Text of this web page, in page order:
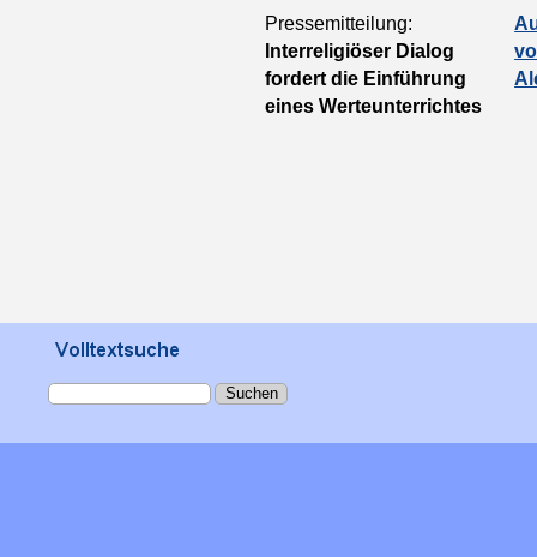
Pressemitteilung:
Interreligiöser Dialog
fordert die Einführung
eines Werteunterrichtes
Suchen